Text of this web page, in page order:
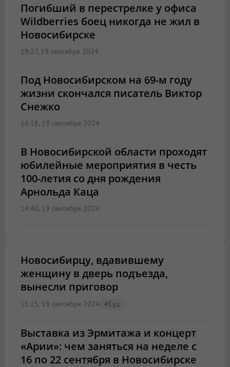
Погибший в перестрелке у офиса
Wildberries боец никогда не жил в
Новосибирске
18:27, 19 сентября 2024
Под Новосибирском на 69-м году
жизни скончался писатель Виктор
Снежко
16:18, 19 сентября 2024
В Новосибирской области проходят
юбилейные мероприятия в честь
100-летия со дня рождения
Арнольда Каца
14:40, 19 сентября 2024
Новосибирцу, вдавившему
женщину в дверь подъезда,
вынесли приговор
15:25, 19 сентября 2024 #Суд
Выставка из Эрмитажа и концерт
«Арии»: чем заняться на неделе с
16 по 22 сентября в Новосибирске